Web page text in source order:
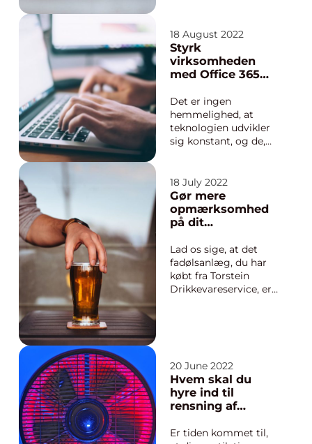
noget nyt? Hvilket
materiale skal
vinduerne være lavet
af? Hvordan vil de nye
energiregninger? Det
e...
18 August 2022
Styrk
virksomheden
med Office 365
Det er ingen
hemmelighed, at
teknologien udvikler
sig konstant, og de,
værktøjer, er i en
ugunstig situation.
Hvis du ønsker at
forblive
dagens
forretningsverden, er
det vigtigt at sikre d...
18 July 2022
Gør mere
opmærksomhed
på dit
Lad os sige, at det
fadølsanlæg, du har
købt fra Torstein
Drikkevareservice, er
senere et
kræmmermarked og
mås...
20 June 2022
Hvem skal du
hyre ind til
rensning af
Er tiden kommet til,